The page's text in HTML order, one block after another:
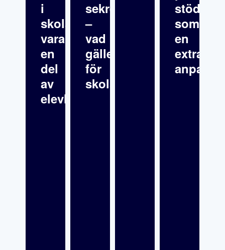
i
skolan
vara
en
del
av
elevhälsan?
sekretess
–
vad
gäller
för
skolsköterskor?
stöd”
som
en
extra